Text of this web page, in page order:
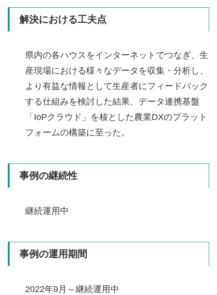
解決における工夫点
県内の各ハウスをインターネットでつなぎ、生
産現場における様々なデータを収集・分析し、
より有益な情報として生産者にフィードバック
する仕組みを検討した結果、データ連携基盤
「IoPクラウド」を核とした農業DXのプラット
フォームの構築に至った。
事例の継続性
継続運用中
事例の運用期間
2022年9月～継続運用中